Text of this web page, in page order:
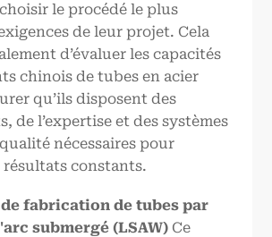
le procédé le plus
de leur projet. Cela
d’évaluer les capacités
chinois de tubes en acier
qu’ils disposent des
de l’expertise et des systèmes
nécessaires pour
résultats constants.
fabrication de tubes par
submergé (LSAW) Ce